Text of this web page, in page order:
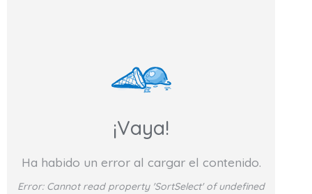
¡Vaya!
Ha habido un error al cargar el contenido.
Error: Cannot read property 'SortSelect' of undefined